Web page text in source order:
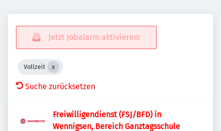
Jetzt Jobalarm aktivieren!
Vollzeit
Suche zurücksetzen
Freiwilligendienst (FSJ/BFD) in
Wennigsen, Bereich Ganztagsschule